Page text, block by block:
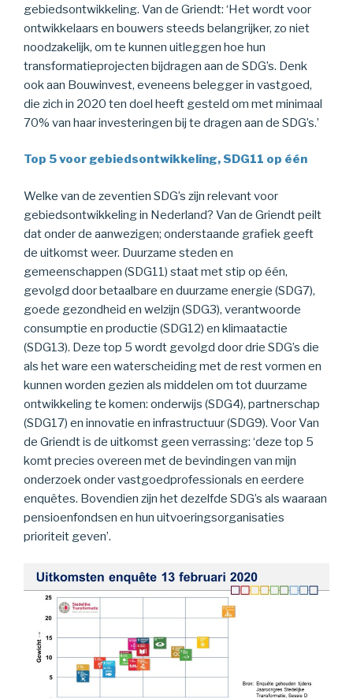
gebiedsontwikkeling. Van de Griendt: ‘Het wordt voor
ontwikkelaars en bouwers steeds belangrijker, zo niet
noodzakelijk, om te kunnen uitleggen hoe hun
transformatieprojecten bijdragen aan de SDG’s. Denk
ook aan Bouwinvest, eveneens belegger in vastgoed,
die zich in 2020 ten doel heeft gesteld om met minimaal
70% van haar investeringen bij te dragen aan de SDG’s.’
Top 5 voor gebiedsontwikkeling, SDG11 op één
Welke van de zeventien SDG’s zijn relevant voor
gebiedsontwikkeling in Nederland? Van de Griendt peilt
dat onder de aanwezigen; onderstaande grafiek geeft
de uitkomst weer. Duurzame steden en
gemeenschappen (SDG11) staat met stip op één,
gevolgd door betaalbare en duurzame energie (SDG7),
goede gezondheid en welzijn (SDG3), verantwoorde
consumptie en productie (SDG12) en klimaatactie
(SDG13). Deze top 5 wordt gevolgd door drie SDG’s die
als het ware een waterscheiding met de rest vormen en
kunnen worden gezien als middelen om tot duurzame
ontwikkeling te komen: onderwijs (SDG4), partnerschap
(SDG17) en innovatie en infrastructuur (SDG9). Voor Van
de Griendt is de uitkomst geen verrassing: ‘deze top 5
komt precies overeen met de bevindingen van mijn
onderzoek onder vastgoedprofessionals en eerdere
enquêtes. Bovendien zijn het dezelfde SDG’s als waaraan
pensioenfondsen en hun uitvoeringsorganisaties
prioriteit geven’.